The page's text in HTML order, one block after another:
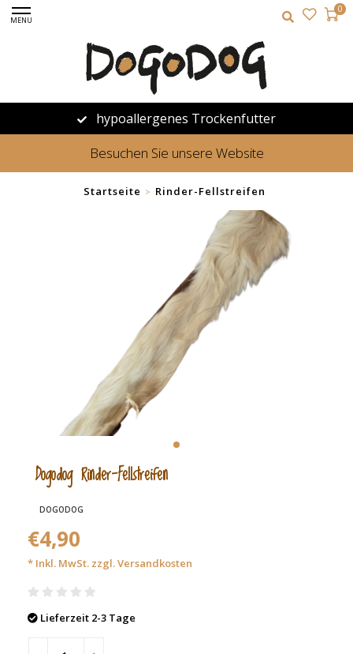
MENU
0
hypoallergenes Trockenfutter
Besuchen Sie unsere Website
Startseite > Rinder-Fellstreifen
Dogodog Rinder-Fellstreifen
DOGODOG
€4,90
* Inkl. MwSt. zzgl.Versandkosten
Lieferzeit 2-3 Tage